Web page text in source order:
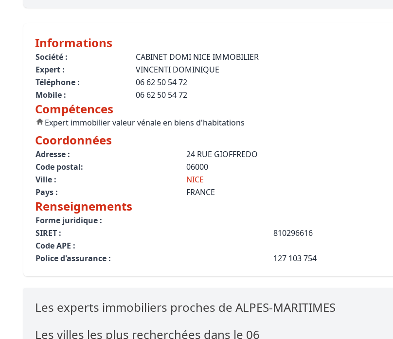
Pathologies des bâtiments
Lecture et compréhension d’un Plan Local d’Urbanisme (PLU)
Droit de l'environnement et de l'immobilier
Estimer le droit au bail
Développer et
Biens
Informations
Société :
CABINET DOMI NICE IMMOBILIER
Expert :
VINCENTI DOMINIQUE
Téléphone :
06 62 50 54 72
Mobile :
06 62 50 54 72
Compétences
Expert immobilier valeur vénale en biens d'habitations
Coordonnées
Adresse :
24 RUE GIOFFREDO
Code postal:
06000
Ville :
NICE
Pays :
FRANCE
Renseignements
Forme juridique :
SIRET :
810296616
Code APE :
Police d'assurance :
127 103 754
Les experts immobiliers proches de ALPES-MARITIMES
Les villes les plus recherchées dans le 06